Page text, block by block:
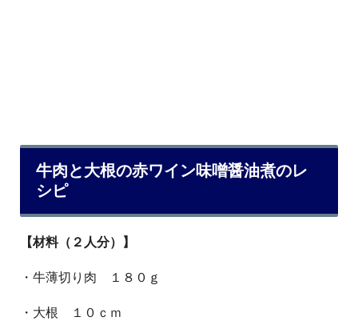
牛肉と大根の赤ワイン味噌醤油煮のレ
シピ
【材料（２人分）】
・牛薄切り肉 １８０ｇ
・大根 １０ｃｍ